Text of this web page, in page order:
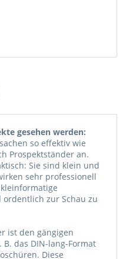
gesehen werden:
so effektiv wie
Prospektständer an.
Sie sind klein und
sehr professionell
zur Schau zu
ist den gängigen
das DIN-lang-Format
Diese